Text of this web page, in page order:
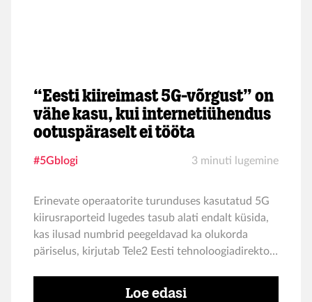
“Eesti kiireimast 5G-võrgust” on
vähe kasu, kui internetiühendus
ootuspäraselt ei tööta
#5Gblogi 3 minuti lugemine
Erinevate operaatorite turunduses kasutatud 5G
kiirusraporteid lugedes tasub alati endalt küsida,
kas ilusad numbrid peegeldavad ka olukorda
päriselus, kirjutab Tele2 Eesti tehnoloogiadirektor
Loe edasi